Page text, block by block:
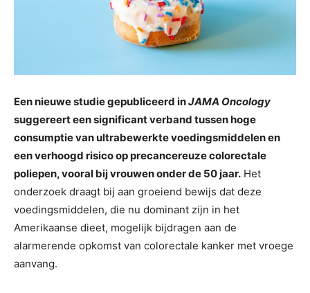
Een nieuwe studie gepubliceerd inJAMA Oncology
suggereert een significant verband tussen hoge
consumptie van ultrabewerkte voedingsmiddelen en
een verhoogd risico op precancereuze colorectale
poliepen, vooral bij vrouwen onder de 50 jaar. Het
onderzoek draagt bij aan groeiend bewijs dat deze
voedingsmiddelen, die nu dominant zijn in het
Amerikaanse dieet, mogelijk bijdragen aan de
alarmerende opkomst van colorectale kanker met vroege
aanvang.